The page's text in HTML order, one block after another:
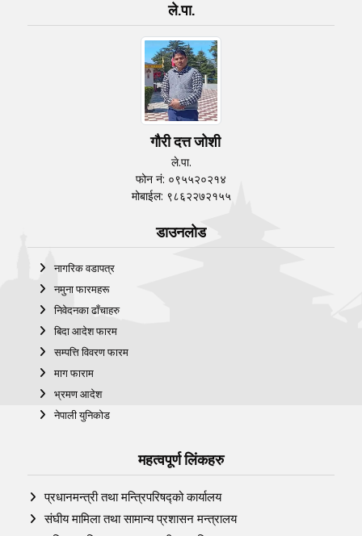
ले.पा.
गौरी दत्त जोशी
ले.पा.
फोन नं: ०९५५२०२१४
मोबाईल: ९८६२२७२१५५
डाउनलोड
नागरिक वडापत्र
नमुना फारमहरू
निवेदनका ढाँचाहरु
बिदा आदेश फारम
सम्पत्ति विवरण फारम
माग फाराम
भ्रमण आदेश
नेपाली युनिकोड
महत्वपूर्ण लिंकहरु
प्रधानमन्त्री तथा मन्त्रिपरिषद्को कार्यालय
संघीय मामिला तथा सामान्य प्रशासन मन्त्रालय